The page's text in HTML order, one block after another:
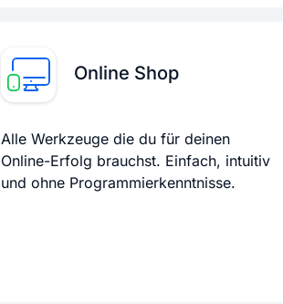
Online Shop
Alle Werkzeuge die du für deinen
Online-Erfolg brauchst. Einfach, intuitiv
und ohne Programmierkenntnisse.